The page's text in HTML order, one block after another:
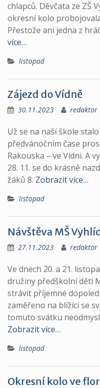
chlapců. Děvčata ze ZŠ
okresní kolo
Přestože ani jedna z
více…
listopad
Zájezd do Vídně
30.11.2023 redaktor
Už se na naší škole
předvánočním čase
Rakouska – ve Vídni. A
28. 11. se do krásně
žáků 8. Zobrazit více…
listopad
Návštěva MŠ
27.11.2023 redaktor
Ve dnech 20. a 21.
družiny předškolní děti
strávit příjemné
zaměřeno na blížící se
tomuto svátku
Zobrazit více…
listopad
Okresní kolo ve